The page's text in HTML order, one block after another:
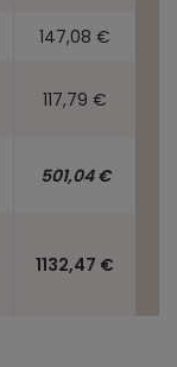
147,08 €
117,79 €
501,04 €
1132,47 €